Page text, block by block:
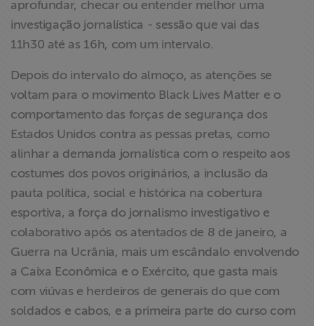
aprofundar, checar ou entender melhor uma
investigação jornalística - sessão que vai das
11h30 até as 16h, com um intervalo.
Depois do intervalo do almoço, as atenções se
voltam para o movimento Black Lives Matter e o
comportamento das forças de segurança dos
Estados Unidos contra as pessas pretas, como
alinhar a demanda jornalística com o respeito aos
costumes dos povos originários, a inclusão da
pauta política, social e histórica na cobertura
esportiva, a força do jornalismo investigativo e
colaborativo após os atentados de 8 de janeiro, a
Guerra na Ucrânia, mais um escândalo envolvendo
a Caixa Econômica e o Exército, que gasta mais
com viúvas e herdeiros de generais do que com
soldados e cabos, e a primeira parte do curso com